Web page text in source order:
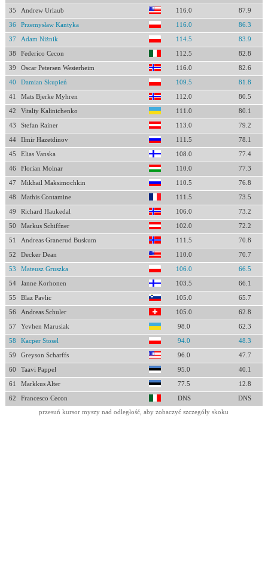
35 Andrew Urlaub 116.0 87.9
36 Przemysław Kantyka 116.0 86.3
37 Adam Niżnik 114.5 83.9
38 Federico Cecon 112.5 82.8
39 Oscar Petersen Westerheim 116.0 82.6
40 Damian Skupień 109.5 81.8
41 Mats Bjerke Myhren 112.0 80.5
42 Vitaliy Kalinichenko 111.0 80.1
43 Stefan Rainer 113.0 79.2
44 Ilmir Hazetdinov 111.5 78.1
45 Elias Vanska 108.0 77.4
46 Florian Molnar 110.0 77.3
47 Mikhail Maksimochkin 110.5 76.8
48 Mathis Contamine 111.5 73.5
49 Richard Haukedal 106.0 73.2
50 Markus Schiffner 102.0 72.2
51 Andreas Granerud Buskum 111.5 70.8
52 Decker Dean 110.0 70.7
53 Mateusz Gruszka 106.0 66.5
54 Janne Korhonen 103.5 66.1
55 Blaz Pavlic 105.0 65.7
56 Andreas Schuler 105.0 62.8
57 Yevhen Marusiak 98.0 62.3
58 Kacper Stosel 94.0 48.3
59 Greyson Scharffs 96.0 47.7
60 Taavi Pappel 95.0 40.1
61 Markkus Alter 77.5 12.8
62 Francesco Cecon DNS DNS
przesuń kursor myszy nad odległość, aby zobaczyć szczegóły skoku